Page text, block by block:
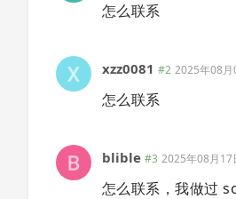
怎么联系
xzz0081 #2 2025年08月
怎么联系
blible #3 2025年08月17
怎么联系，我做过